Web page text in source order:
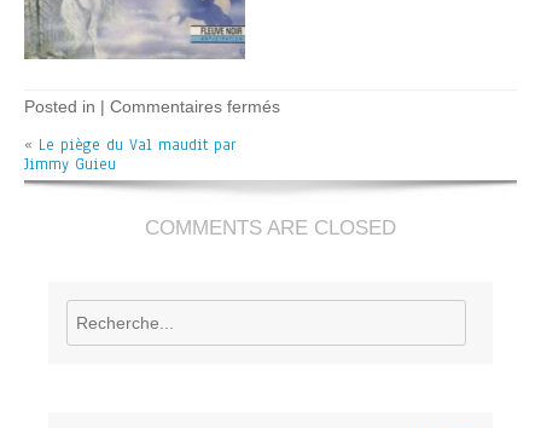
Posted in | Commentaires ferméssur
Val
–
J
« Le piège du Val maudit par
Jimmy Guieu
COMMENTS ARE CLOSED
Rechercher